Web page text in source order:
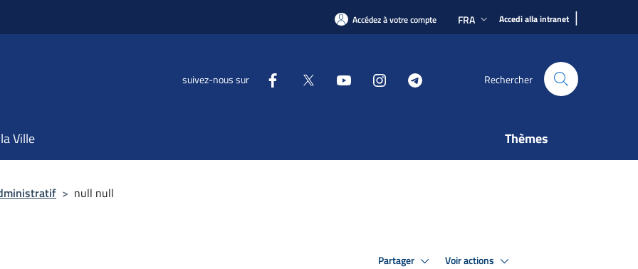
Accédez à votre compte FRA Accedi alla intranet |
suivez-nous sur Rechercher
Ville Thèmes
> null null
Partager Voir actions